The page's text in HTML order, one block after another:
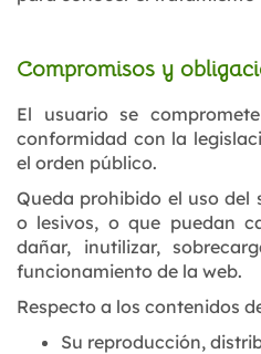
Compromisos y
El usuario se
conformidad con la
el orden público.
Queda prohibido el uso
o lesivos, o que puedan
dañar, inutilizar,
funcionamiento de la web.
Respecto a los contenidos
Su reproducción,